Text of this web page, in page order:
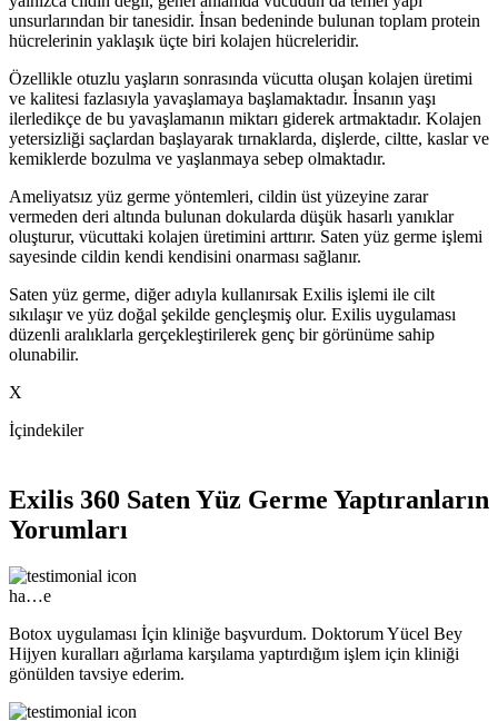
unsurlarından bir tanesidir. İnsan bedeninde bulunan toplam protein
hücrelerinin yaklaşık üçte biri kolajen hücreleridir.
Özellikle otuzlu yaşların sonrasında vücutta oluşan kolajen üretimi
ve kalitesi fazlasıyla yavaşlamaya başlamaktadır. İnsanın yaşı
ilerledikçe de bu yavaşlamanın miktarı giderek artmaktadır. Kolajen
yetersizliği saçlardan başlayarak tırnaklarda, dişlerde, ciltte, kaslar ve
kemiklerde bozulma ve yaşlanmaya sebep olmaktadır.
Ameliyatsız yüz germe yöntemleri, cildin üst yüzeyine zarar
vermeden deri altında bulunan dokularda düşük hasarlı yanıklar
oluşturur, vücuttaki kolajen üretimini arttırır. Saten yüz germe işlemi
sayesinde cildin kendi kendisini onarması sağlanır.
Saten yüz germe, diğer adıyla kullanırsak Exilis işlemi ile cilt
sıkılaşır ve yüz doğal şekilde gençleşmiş olur. Exilis uygulaması
düzenli aralıklarla gerçekleştirilerek genç bir görünüme sahip
olunabilir.
X
İçindekiler
Exilis 360 Saten Yüz Germe Yaptıranların
Yorumları
ha…e
Botox uygulaması İçin kliniğe başvurdum. Doktorum Yücel Bey
Hijyen kuralları ağırlama karşılama yaptırdığım işlem için kliniği
gönülden tavsiye ederim.